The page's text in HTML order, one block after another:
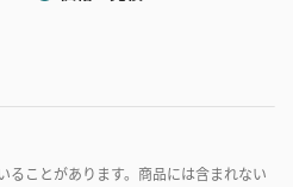
ることがあります。商品には含まれない